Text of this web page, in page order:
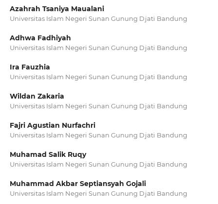
Azahrah Tsaniya Maualani
Universitas Islam Negeri Sunan Gunung Djati Bandung
Adhwa Fadhiyah
Universitas Islam Negeri Sunan Gunung Djati Bandung
Ira Fauzhia
Universitas Islam Negeri Sunan Gunung Djati Bandung
Wildan Zakaria
Universitas Islam Negeri Sunan Gunung Djati Bandung
Fajri Agustian Nurfachri
Universitas Islam Negeri Sunan Gunung Djati Bandung
Muhamad Salik Ruqy
Universitas Islam Negeri Sunan Gunung Djati Bandung
Muhammad Akbar Septiansyah Gojali
Universitas Islam Negeri Sunan Gunung Djati Bandung